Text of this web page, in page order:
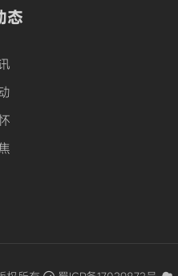
态